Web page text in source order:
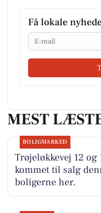
Få lokale
Email
MEST
BOLIGMARKED
Trøjeløkkevej 12
kommet til salg
boligerne her.